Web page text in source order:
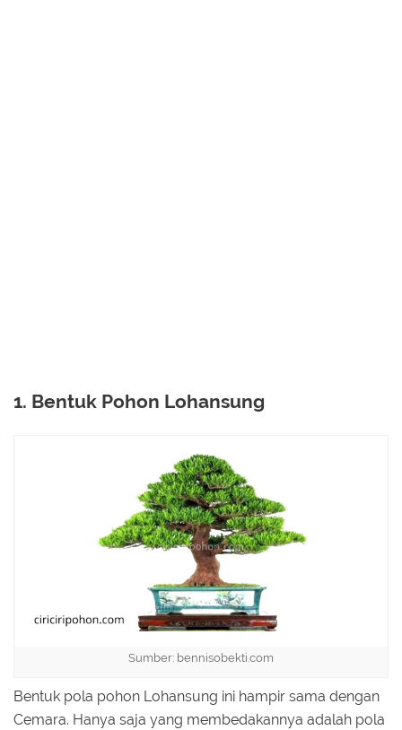
1. Bentuk Pohon Lohansung
Sumber: bennisobekti.com
Bentuk pola pohon Lohansung ini hampir sama dengan
Cemara. Hanya saja yang membedakannya adalah pola